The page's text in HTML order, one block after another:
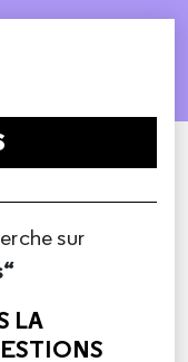
sur
LA